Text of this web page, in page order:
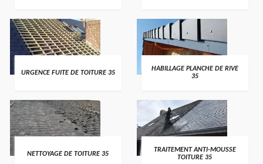
URGENCE FUITE DE TOITURE 35
HABILLAGE PLANCHE DE RIVE
35
NETTOYAGE DE TOITURE 35
TRAITEMENT ANTI-MOUSSE
TOITURE 35